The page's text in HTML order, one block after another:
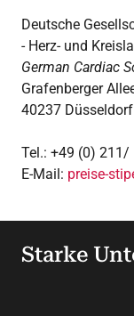
Deutsche
- Herz- und
German Cardiac
Grafenberger
40237 Düsseldorf
Tel.: +49 (0) 211/
E-Mail: preise-
Starke